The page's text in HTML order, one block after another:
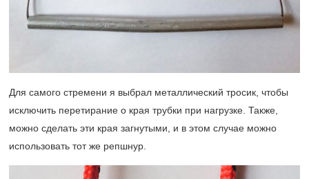
Для самого стремени я выбрал металлический тросик, чтобы
исключить перетирание о края трубки при нагрузке. Также,
можно сделать эти края загнутыми, и в этом случае можно
использовать тот же репшнур.